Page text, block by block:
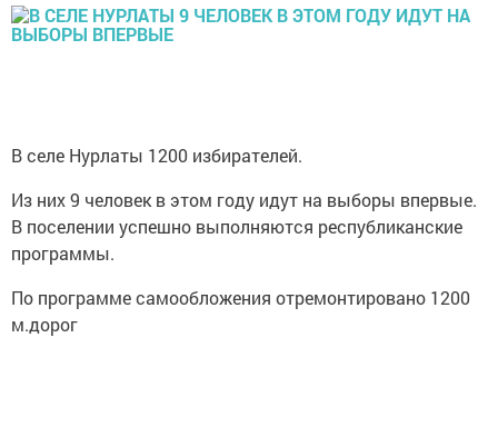
В селе Нурлаты 1200 избирателей.
Из них 9 человек в этом году идут на выборы впервые.
В поселении успешно выполняются республиканские
программы.
По программе самообложения отремонтировано 1200
м.дорог